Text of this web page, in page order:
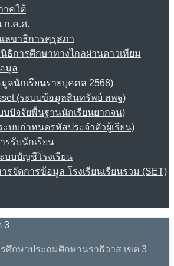
าคใต้
ก.ค.ศ.
ลขาธิการคุรุสภา
ธิการศึกษาทางไกลผ่านดาวเทียม
มูล
มูลนักเรียนรายบุคคล 2568)
(ระบบข้อมูลสินทรัพย์ สพฐ)
บปัจจัยพื้นฐานนักเรียนยากจน)
ะบบกำหนดรหัสประจำตัวผู้เรียน)
รรับนักเรียน
บบบัญชีโรงเรียน
รจัดการข้อมูล โรงเรียนเรียนรวม (SET)
ศึกษาประถมศึกษานราธิวาส เขต 3